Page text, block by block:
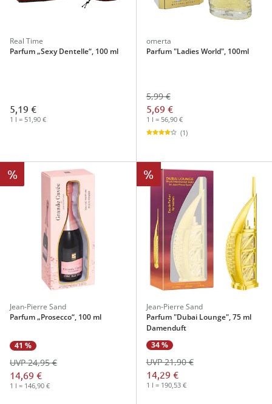
Real Time
Parfum „Sexy Dentelle“, 100 ml
5,19 €
1 l = 51,90 €
omerta
Parfum "Ladies World", 100ml
5,99 €
5,69 €
1 l = 56,90 €
(1)
%
Jean-Pierre Sand
Parfum „Prosecco“, 100 ml
41 %
14,69 €
UVP 24,95 €
1 l = 146,90 €
%
Jean-Pierre Sand
Parfum "Dubai Lounge", 75 ml
Damenduft
34 %
14,29 €
UVP 21,90 €
1 l = 190,53 €